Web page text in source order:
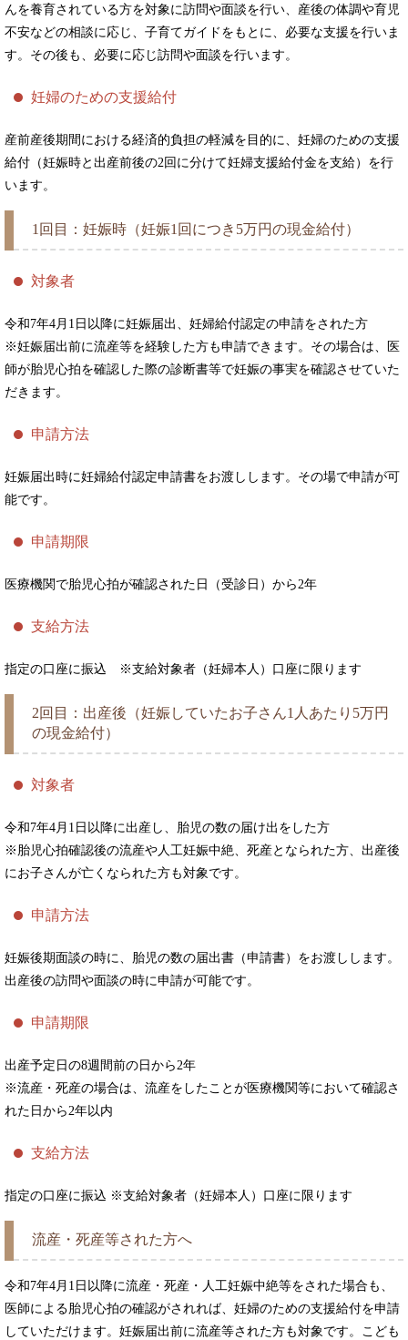
んを養育されている方を対象に訪問や面談を行い、産後の体調や育児
不安などの相談に応じ、子育てガイドをもとに、必要な支援を行いま
す。その後も、必要に応じ訪問や面談を行います。
妊婦のための支援給付
産前産後期間における経済的負担の軽減を目的に、妊婦のための支援
給付（妊娠時と出産前後の2回に分けて妊婦支援給付金を支給）を行
います。
1回目：妊娠時（妊娠1回につき5万円の現金給付）
対象者
令和7年4月1日以降に妊娠届出、妊婦給付認定の申請をされた方
※妊娠届出前に流産等を経験した方も申請できます。その場合は、医
師が胎児心拍を確認した際の診断書等で妊娠の事実を確認させていた
だきます。
申請方法
妊娠届出時に妊婦給付認定申請書をお渡しします。その場で申請が可
能です。
申請期限
医療機関で胎児心拍が確認された日（受診日）から2年
支給方法
指定の口座に振込 ※支給対象者（妊婦本人）口座に限ります
2回目：出産後（妊娠していたお子さん1人あたり5万円
の現金給付）
対象者
令和7年4月1日以降に出産し、胎児の数の届け出をした方
※胎児心拍確認後の流産や人工妊娠中絶、死産となられた方、出産後
にお子さんが亡くなられた方も対象です。
申請方法
妊娠後期面談の時に、胎児の数の届出書（申請書）をお渡しします。
出産後の訪問や面談の時に申請が可能です。
申請期限
出産予定日の8週間前の日から2年
※流産・死産の場合は、流産をしたことが医療機関等において確認さ
れた日から2年以内
支給方法
指定の口座に振込 ※支給対象者（妊婦本人）口座に限ります
流産・死産等された方へ
令和7年4月1日以降に流産・死産・人工妊娠中絶等をされた場合も、
医師による胎児心拍の確認がされれば、妊婦のための支援給付を申請
していただけます。妊娠届出前に流産等された方も対象です。こども